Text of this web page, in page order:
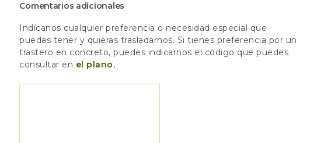
Comentarios adicionales
Indícanos cualquier preferencia o necesidad especial que
puedas tener y quieras trasladarnos. Si tienes preferencia por un
trastero en concreto, puedes indicarnos el código que puedes
consultar en el plano.